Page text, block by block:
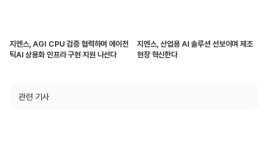
지멘스, AGI CPU 검증 협력하며 에이전
틱AI 상용화 인프라 구현 지원 나선다
지멘스, 산업용 AI 솔루션 선보이며 제조
현장 혁신한다
관련 기사